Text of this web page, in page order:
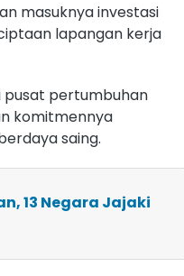
masuknya investasi
lapangan kerja
pusat pertumbuhan
komitmennya
saing.
13 Negara Jajaki